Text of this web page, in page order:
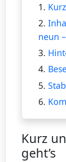
1.
2.
neun
3.
4.
5. Stab
6.
Kurz
geht’s